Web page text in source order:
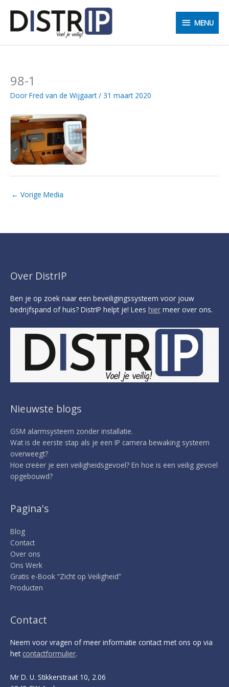
naar
MENU
MENU
98-1
Door Fred van de Wijgaart/ 31 maart 2020
← Vorige Media
Over DistrIP
Ben je op zoek naar een beveiligingssysteem voor jouw
bedrijfspand of huis? DistrIP helpt je! Lees hier meer over ons.
Nieuwste blogs
GSM alarmsysteem zonder installatie.
Wat is de eerste stap als je een IP camera bewaking systeem
overweegt?
Hoe creëer je een veiligheidsgevoel? En hoe is een veilig gevoel
opgebouwd?
Pagina's
Blog
Contact
Over ons
Ons Werk
Gratis e-Book “Zicht op Veiligheid”
Producten
Contact
Neem voor vragen of meer informatie contact met ons op via
het contactformulier.
Mr D. U. Stikkerstraat 10, 2.06